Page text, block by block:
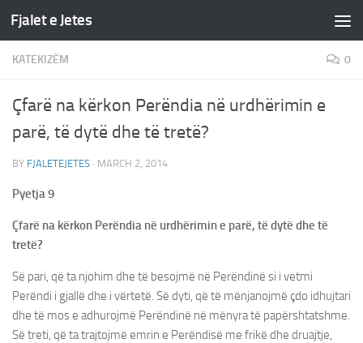
Skip to content
Fjalet e Jetes
KATEKIZËM 0
Çfarë na kërkon Perëndia në urdhërimin e
parë, të dytë dhe të tretë?
BY FJALETEJETES · MARCH 2, 2014
Pyetja 9
Çfarë na kërkon Perëndia në urdhërimin e parë, të dytë dhe të
tretë?
Së pari, që ta njohim dhe të besojmë në Perëndinë si i vetmi
Perëndi i gjallë dhe i vërtetë. Së dyti, që të mënjanojmë çdo idhujtari
dhe të mos e adhurojmë Perëndinë në mënyra të papërshtatshme.
Së treti, që ta trajtojmë emrin e Perëndisë me frikë dhe druajtje,